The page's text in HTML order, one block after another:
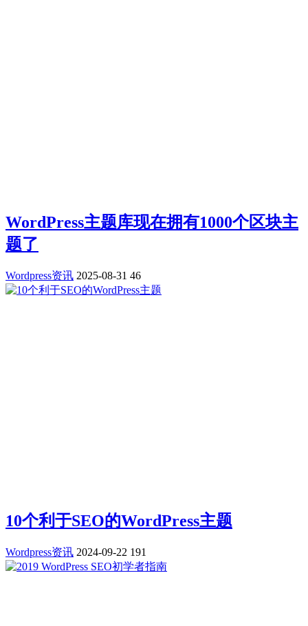
WordPress主题库现在拥有1000个区块主
题了
Wordpress资讯 2025-08-31 46
10个利于SEO的WordPress主题
Wordpress资讯 2024-09-22 191